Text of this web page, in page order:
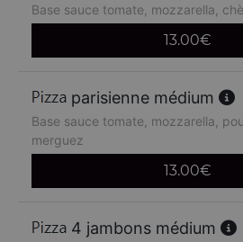
Base sauce tomate, mozzarella,
13.00€
parisienne médium
Base sauce tomate, mozzarella,
merguez
13.00€
4 jambons médium